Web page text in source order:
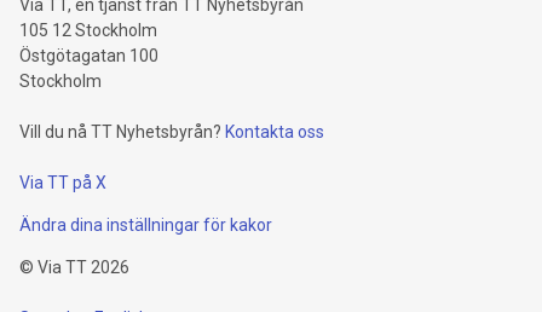
Via TT, en tjänst från TT Nyhetsbyrån
105 12 Stockholm
Östgötagatan 100
Stockholm
Vill du nå TT Nyhetsbyrån? Kontakta oss
Via TT på X
Ändra dina inställningar för kakor
© Via TT 2026